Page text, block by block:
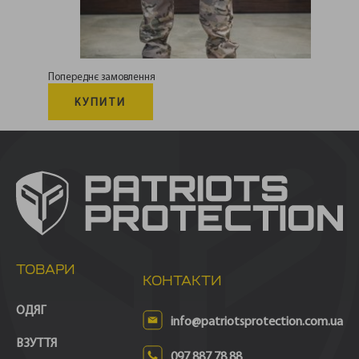
Попереднє замовлення
КУПИТИ
ТОВАРИ
ОДЯГ
ВЗУТТЯ
КОНТАКТИ
info@patriotsprotection.com.ua